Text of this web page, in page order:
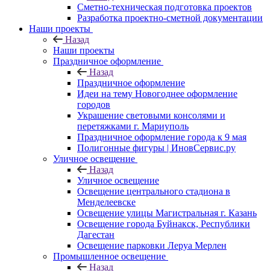
Сметно-техническая подготовка проектов
Разработка проектно-сметной документации
Наши проекты
Назад
Наши проекты
Праздничное оформление
Назад
Праздничное оформление
Идеи на тему Новогоднее оформление
городов
Украшение световыми консолями и
перетяжками г. Мариуполь
Праздничное оформление города к 9 мая
Полигонные фигуры | ИновСервис.ру
Уличное освещение
Назад
Уличное освещение
Освещение центрального стадиона в
Менделеевске
Освещение улицы Магистральная г. Казань
Освещение города Буйнакск, Республики
Дагестан
Освещение парковки Леруа Мерлен
Промышленное освещение
Назад